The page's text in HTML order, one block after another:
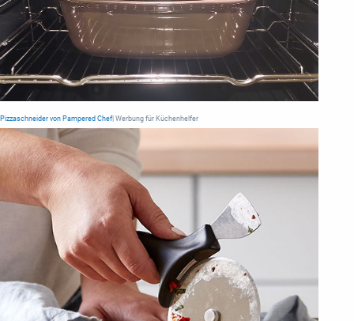
Pizzaschneider von Pampered Chef | Werbung für Küchenhelfer